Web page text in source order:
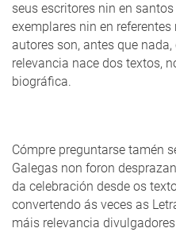
seus escritores nin en
exemplares nin en
autores son, antes que
relevancia nace dos textos,
biográfica.
Cómpre preguntarse tamén
Galegas non foron
da celebración desde os
convertendo ás veces as
máis relevancia